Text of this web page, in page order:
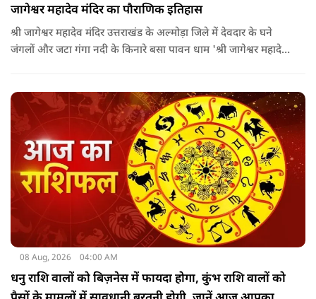
जागेश्वर महादेव मंदिर का पौराणिक इतिहास
श्री जागेश्वर महादेव मंदिर उत्तराखंड के अल्मोड़ा जिले में देवदार के घने
जंगलों और जटा गंगा नदी के किनारे बसा पावन धाम 'श्री जागेश्वर महादेव
पहले कत्युरी राजाओं द्वारा किया गया था.
08 Aug, 2026 04:00 AM
धनु राशि वालों को बिज़नेस में फायदा होगा, कुंभ राशि वालों को